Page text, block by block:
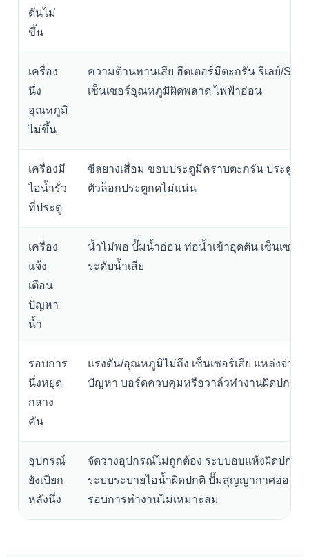
ดันไม่
ขึ้น
เครื่อง
นึ่ง
อุณหภูมิ
ไม่ขึ้น
ความต้านทานเสีย ฮีตเตอร์มีตะกรัน รีเลย์/SSR
เซ็นเซอร์อุณหภูมิผิดพลาด ไฟฟ้าอ่อน
เครื่องมี
ไอน้ำรั่ว
ที่ประตู
ซีลยางเสื่อม ขอบประตูมีคราบตะกรัน ประตูเอี
ตัวล็อกประตูกดไม่แน่น
เครื่อง
แจ้ง
เตือน
ปัญหา
น้ำ
น้ำไม่พอ ปั๊มน้ำอ่อน ท่อน้ำเข้าอุดตัน เซ็นเซอร์
ระดับน้ำเสีย
รอบการ
นึ่งหยุด
กลาง
คัน
แรงดัน/อุณหภูมิไม่ถึง เซ็นเซอร์เสีย แหล่งจ่ายไ
ปัญหา บอร์ดควบคุมหรือวาล์วทำงานผิดปกติ
อุปกรณ์
ยังเปียก
หลังนึ่ง
จัดวางอุปกรณ์ไม่ถูกต้อง ระบบอบแห้งผิดปกติ
ระบบระบายไอน้ำผิดปกติ ปั๊มสุญญากาศอ่อน ห
รอบการทำงานไม่เหมาะสม